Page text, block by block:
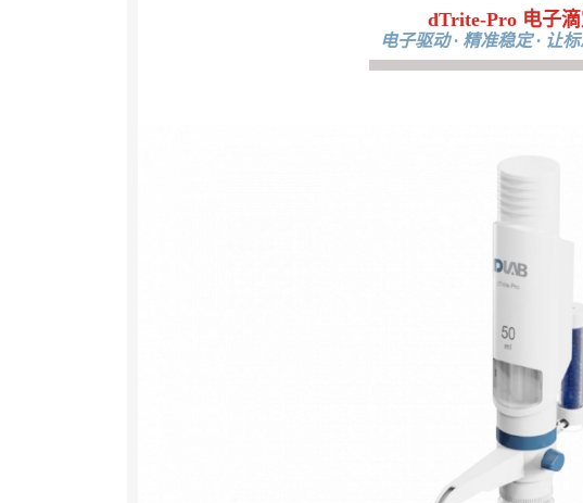
dTrite-Pro 电子
电子驱动 · 精准稳定 · 让